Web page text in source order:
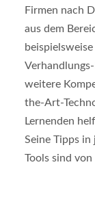
Firmen nach
aus dem
weitere
the-Art-
Lernenden
Seine Tipps in
Tools sind